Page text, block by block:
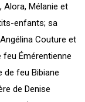
Alora, Mélanie et
enfants; sa
Couture et
feu Émérentienne
de feu Bibiane
de Denise